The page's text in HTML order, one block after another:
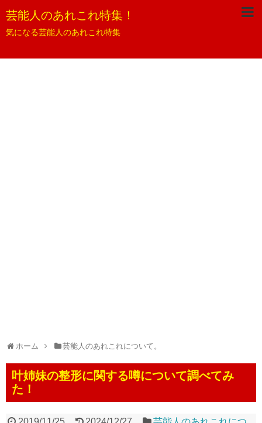
芸能人のあれこれ特集！
気になる芸能人のあれこれ特集
ホーム 芸能人のあれこれについて。
叶姉妹の整形に関する噂について調べてみ
た！